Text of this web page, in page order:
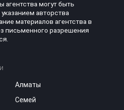
агентства могут быть
авторства
материалов агентства в
письменного разрешения
Алматы
Семей